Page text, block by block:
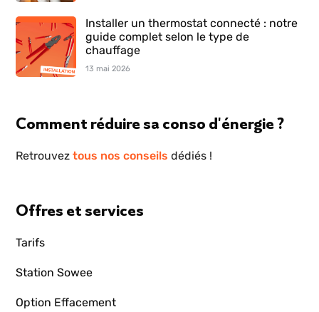
Installer un thermostat connecté : notre
guide complet selon le type de
chauffage
13 mai 2026
Comment réduire sa conso d'énergie ?
Retrouveztous nos conseils dédiés !
Offres et services
Tarifs
Station Sowee
Option Effacement